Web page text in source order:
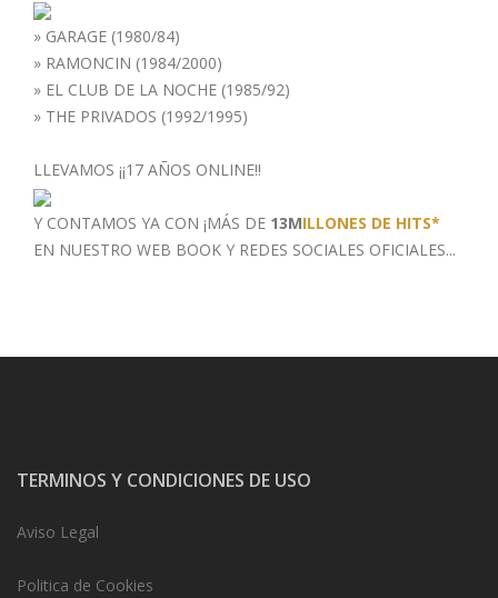
» GARAGE (1980/84)
» RAMONCIN (1984/2000)
» EL CLUB DE LA NOCHE (1985/92)
» THE PRIVADOS (1992/1995)
LLEVAMOS ¡¡17 AÑOS ONLINE!!
Y CONTAMOS YA CON ¡MÁS DE 13MILLONES DE HITS*
EN NUESTRO WEB BOOK Y REDES SOCIALES OFICIALES...
TERMINOS Y CONDICIONES DE USO
Aviso Legal
Politica de Cookies